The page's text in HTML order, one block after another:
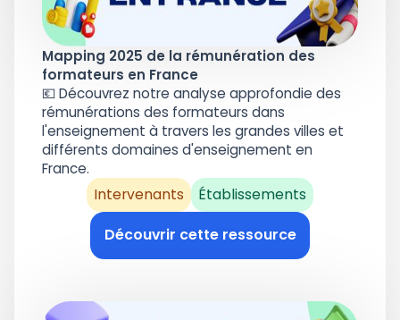
Mapping 2025 de la rémunération des
formateurs en France
💶 Découvrez notre analyse approfondie des
rémunérations des formateurs dans
l'enseignement à travers les grandes villes et
différents domaines d'enseignement en
France.
Intervenants
Établissements
Découvrir cette ressource